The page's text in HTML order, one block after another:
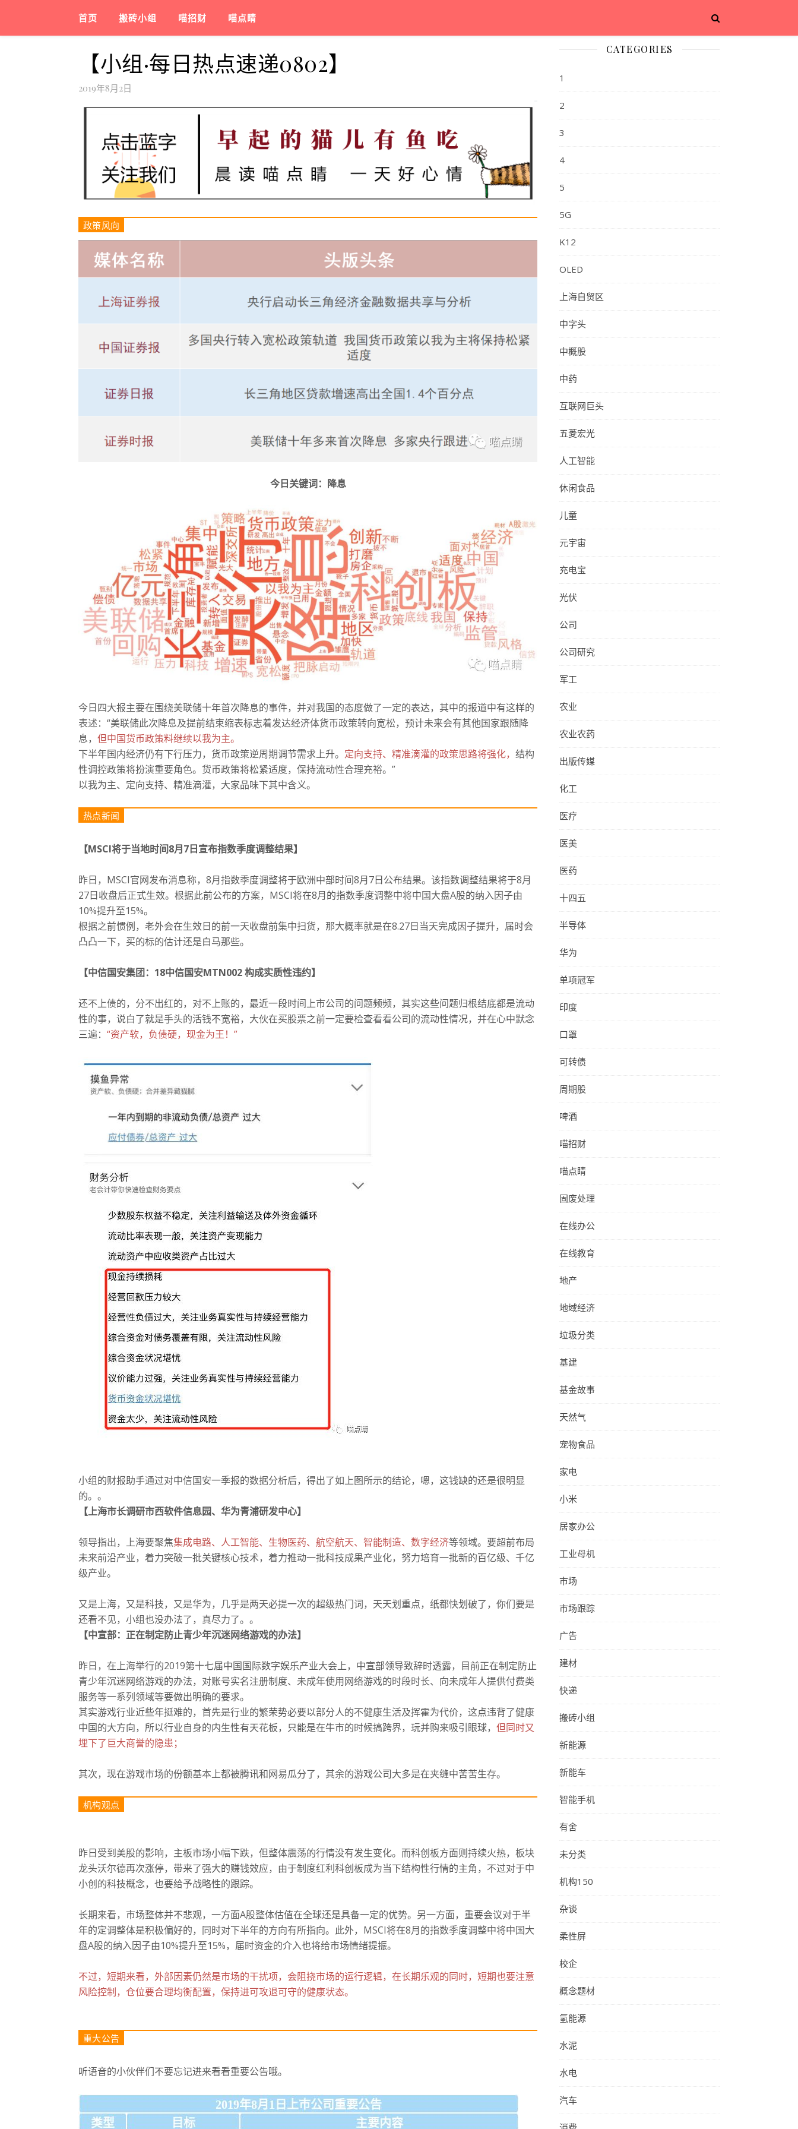
首页 搬砖小组 喵招财 喵点睛
【小组·每日热点速递0802】
2019年8月2日
政策风向
今日关键词：降息
今日四大报主要在围绕美联储十年首次降息的事件，并对我国的态度做了一定的表达，其中的报道中有这样的
表述：“美联储此次降息及提前结束缩表标志着发达经济体货币政策转向宽松，预计未来会有其他国家跟随降
息， 但中国货币政策料继续以我为主。
下半年国内经济仍有下行压力，货币政策逆周期调节需求上升。 定向支持、精准滴灌的政策思路将强化， 结构
性调控政策将扮演重要角色。货币政策将松紧适度，保持流动性合理充裕。”
以我为主、定向支持、精准滴灌，大家品味下其中含义。
热点新闻
【MSCI将于当地时间8月7日宣布指数季度调整结果】
昨日，MSCI官网发布消息称，8月指数季度调整将于欧洲中部时间8月7日公布结果。 该指数调整结果将于8月
27日收盘后正式生效。 根据此前公布的方案，MSCI将在8月的指数季度调整中将中国大盘A股的纳入因子由
10%提升至15%。
根据之前惯例，老外会在生效日的前一天收盘前集中扫货，那大概率就是在8.27日当天完成因子提升，届时会
凸凸一下，买的标的估计还是白马那些。
【中信国安集团： 18中信国安MTN002 构成实质性违约】
还不上债的，分不出红的，对不上账的，最近一段时间上市公司的问题频频，其实这些问题归根结底都是流动
性的事，说白了就是手头的活钱不宽裕，大伙在买股票之前一定要检查看看公司的流动性情况，并在心中默念
三遍： “资产软，负债硬，现金为王！ ”
小组的财报助手通过对中信国安一季报的数据分析后，得出了如上图所示的结论，嗯，这钱缺的还是很明显
的。 。
【上海市长调研市西软件信息园、华为青浦研发中心】
领导指出，上海要聚焦集成电路、人工智能、生物医药、航空航天、智能制造、数字经济等领域。要超前布局
未来前沿产业，着力突破一批关键核心技术，着力推动一批科技成果产业化，努力培育一批新的百亿级、千亿
级产业。
又是上海，又是科技，又是华为，几乎是两天必提一次的超级热门词，天天划重点，纸都快划破了，你们要是
还看不见，小组也没办法了，真尽力了。 。
【中宣部： 正在制定防止青少年沉迷网络游戏的办法】
昨日，在上海举行的2019第十七届中国国际数字娱乐产业大会上，中宣部领导致辞时透露，目前正在制定防止
青少年沉迷网络游戏的办法，对账号实名注册制度、未成年使用网络游戏的时段时长、向未成年人提供付费类
服务等一系列领域等要做出明确的要求。
其实游戏行业近些年挺难的，首先是行业的繁荣势必要以部分人的不健康生活及挥霍为代价，这点违背了健康
中国的大方向，所以行业自身的内生性有天花板，只能是在牛市的时候搞跨界，玩并购来吸引眼球， 但同时又
埋下了巨大商誉的隐患；
其次，现在游戏市场的份额基本上都被腾讯和网易瓜分了，其余的游戏公司大多是在夹缝中苦苦生存。
机构观点
昨日受到美股的影响，主板市场小幅下跌，但整体震荡的行情没有发生变化。 而科创板方面则持续火热，板块
龙头沃尔德再次涨停，带来了强大的赚钱效应，由于制度红利科创板成为当下结构性行情的主角，不过对于中
小创的科技概念，也要给予战略性的跟踪。
长期来看，市场整体并不悲观，一方面A股整体估值在全球还是具备一定的优势。 另一方面，重要会议对于半
年的定调整体是积极偏好的，同时对下半年的方向有所指向。 此外，MSCI将在8月的指数季度调整中将中国大
盘A股的纳入因子由10%提升至15%，届时资金的介入也将给市场情绪提振。
不过，短期来看，外部因素仍然是市场的干扰项，会阻挠市场的运行逻辑，在长期乐观的同时，短期也要注意
风险控制，仓位要合理均衡配置，保持进可攻退可守的健康状态。
重大公告
听语音的小伙伴们不要忘记进来看看重要公告哦。
CATEGORIES
1
2
3
4
5
5G
K12
OLED
上海自贸区
中字头
中概股
中药
互联网巨头
五菱宏光
人工智能
休闲食品
儿童
元宇宙
充电宝
光伏
公司
公司研究
军工
农业
农业农药
出版传媒
化工
医疗
医美
医药
十四五
半导体
华为
单项冠军
印度
口罩
可转债
周期股
啤酒
喵招财
喵点睛
固废处理
在线办公
在线教育
地产
地域经济
垃圾分类
基建
基金故事
天然气
宠物食品
家电
小米
居家办公
工业母机
市场
市场跟踪
广告
建材
快递
搬砖小组
新能源
新能车
智能手机
有舍
未分类
机构150
杂谈
柔性屏
校企
概念题材
氢能源
水泥
水电
汽车